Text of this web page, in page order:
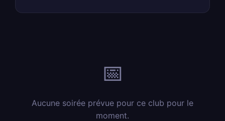
📅
Aucune soirée prévue pour ce club pour le
moment.